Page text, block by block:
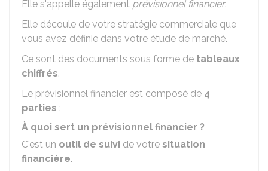
Elle s'appelle également prévisionnel financier.
Elle découle de votre stratégie commerciale que
vous avez définie dans votre étude de marché.
Ce sont des documents sous forme de tableaux
chiffrés.
Le prévisionnel financier est composé de 4
parties :
À quoi sert un prévisionnel financier ?
C'est un outil de suivi de votre situation
financière.